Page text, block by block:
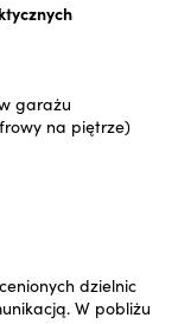
garażu
na piętrze)
dzielnic
W pobliżu